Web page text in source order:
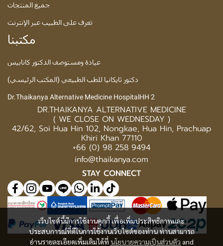
เว็บไซต์นี้มีการใช้งานคุกกี้ เพื่อเพิ่มประสิทธิภาพและ
ประสบการณ์ที่ดีในการใช้งานเว็บไซต์ของท่าน ท่านสามารถ
อ่านรายละเอียดเพิ่มเติมได้ที่ นโยบายความเป็นส่วนตัว and
جميع المنتجات
تعرف على الطبيب عبر الإنترنت
مكتبنا
عيادة ومستوصف الدكتور كانابيس
دكتور ثايكانيا للطب الطبيعي (المكتب الرئيسي)
Dr.Thaikanya Alternative Medicine HospitalHH 2
DR.THAIKANYA ALTERNATIVE MEDICINE
( WE CLOSE ON WEDNESDAY )
42/62, Soi Hua Hin 102, Nongkae, Hua Hin, Prachuap
Khiri Khan 77110
+66 (0) 98 258 9494
info@thaikanya.com
STAY CONNECT